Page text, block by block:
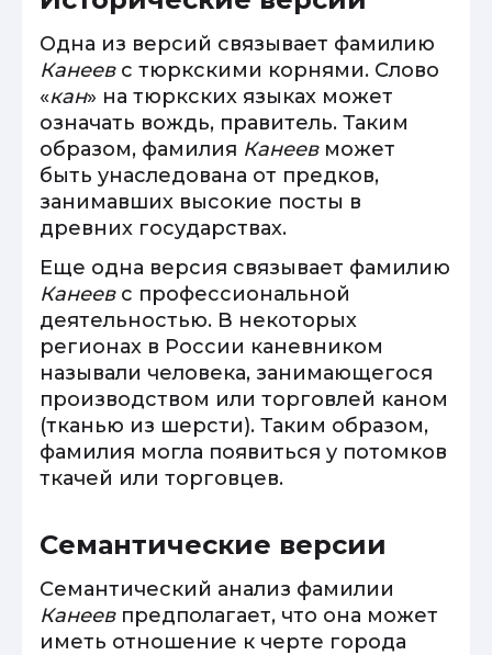
Одна из версий связывает фамилию
Канеевс тюркскими корнями. Слово
«кан» на тюркских языках может
означать вождь, правитель. Таким
образом, фамилия Канеевможет
быть унаследована от предков,
занимавших высокие посты в
древних государствах.
Еще одна версия связывает фамилию
Канеевс профессиональной
деятельностью. В некоторых
регионах в России каневником
называли человека, занимающегося
производством или торговлей каном
(тканью из шерсти). Таким образом,
фамилия могла появиться у потомков
ткачей или торговцев.
Семантические версии
Семантический анализ фамилии
Канеевпредполагает, что она может
иметь отношение к черте города